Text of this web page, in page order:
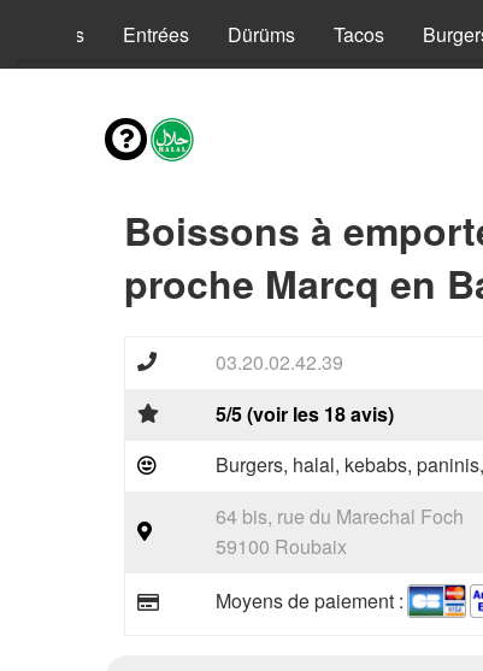
Kebabs Entrées Dürüms Tacos
Boissons à
proche Marcq en
03.20.02.42.39
5/5 (voir les 18 avis)
Burgers, halal, kebabs,
64 bis, rue du Marechal Foch
59100 Roubaix
Moyens de paiement :